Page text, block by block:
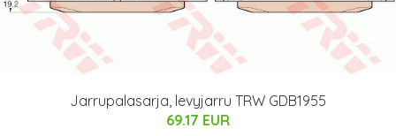
Jarrupalasarja, levyjarru TRW GDB1955
69.17 EUR